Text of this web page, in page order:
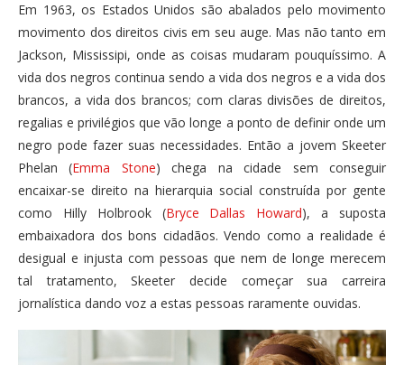
Em 1963, os Estados Unidos são abalados pelo movimento
movimento dos direitos civis em seu auge. Mas não tanto em
Jackson, Mississipi, onde as coisas mudaram pouquíssimo. A
vida dos negros continua sendo a vida dos negros e a vida dos
brancos, a vida dos brancos; com claras divisões de direitos,
regalias e privilégios que vão longe a ponto de definir onde um
negro pode fazer suas necessidades. Então a jovem Skeeter
Phelan (Emma Stone) chega na cidade sem conseguir
encaixar-se direito na hierarquia social construída por gente
como Hilly Holbrook (Bryce Dallas Howard), a suposta
embaixadora dos bons cidadãos. Vendo como a realidade é
desigual e injusta com pessoas que nem de longe merecem
tal tratamento, Skeeter decide começar sua carreira
jornalística dando voz a estas pessoas raramente ouvidas.